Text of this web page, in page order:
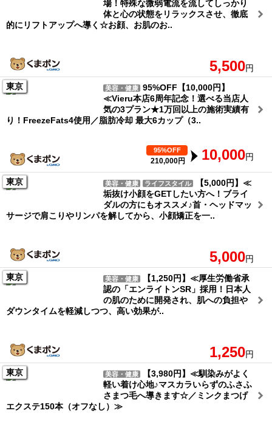
場！特殊な微弱電流を流してしっかり
体と心の状態をリラックスさせ、徹底
的にリフトアップへ導く☆お顔、お肌のお..
5,500円
東京
美容・健康 95%OFF【10,000円】
≪Vieru本店6周年記念！選べる当店人
気の3プラン★1万回以上の施術実績有
り！FreezeFats4使用／脂肪冷却 最大6カップ（3..
95%OFF
210,000円 10,000円
東京 美容・健康 ライフスタイル
【5,000円】≪
垢抜け小顔をGETしたい方へ！ブライ
ダルの方にもオススメ♪首・ヘッドマッ
サージで肩こりやリンパを解してから、小顔矯正を一..
5,000円
東京
美容・健康
【1,250円】≪厚生労働省承
認の「エンライトンSR」採用！日本人
の肌のために開発され、肌への負担や
ダウンタイムを軽減しつつ、高い効果が..
1,250円
東京
美容・健康
【3,980円】≪馴染みがよく
軽い着け心地♪マスカラいらずのふさふ
さまつ毛へ導きます☆／ミンクまつげ
エクステ150本（オフなし）≫